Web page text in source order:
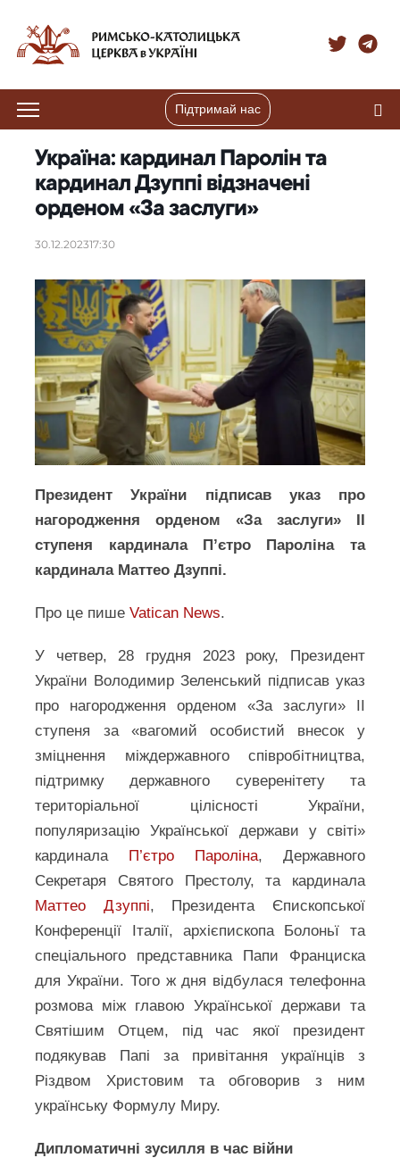
Підтримай нас
Україна: кардинал Паролін та
кардинал Дзуппі відзначені
орденом «За заслуги»
30.12.202317:30
Президент України підписав указ про
нагородження орденом «За заслуги» ІІ
ступеня кардинала П’єтро Пароліна та
кардинала Маттео Дзуппі.
Про це пишеVatican News.
У четвер, 28 грудня 2023 року, Президент
України Володимир Зеленський підписав указ
про нагородження орденом «За заслуги» ІІ
ступеня за «вагомий особистий внесок у
зміцнення міждержавного співробітництва,
підтримку державного суверенітету та
територіальної цілісності України,
популяризацію Української держави у світі»
кардинала П’єтро Пароліна, Державного
Секретаря Святого Престолу, та кардинала
Маттео Дзуппі, Президента Єпископської
Конференції Італії, архієпископа Болоньї та
спеціального представника Папи Франциска
для України. Того ж дня відбулася телефонна
розмова між главою Української держави та
Святішим Отцем, під час якої президент
подякував Папі за привітання українців з
Різдвом Христовим та обговорив з ним
українську Формулу Миру.
Дипломатичні зусилля в час війни